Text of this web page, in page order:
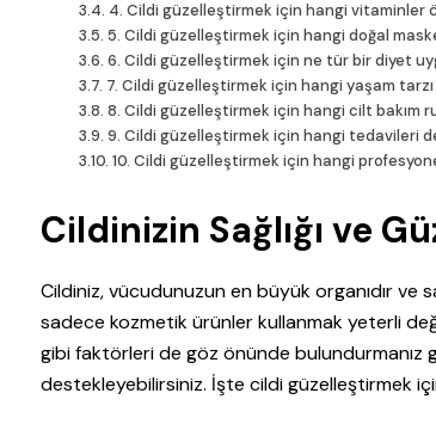
4. Cildi güzelleştirmek için hangi vitaminler
5. Cildi güzelleştirmek için hangi doğal
6. Cildi güzelleştirmek için ne tür bir diyet
7. Cildi güzelleştirmek için hangi yaşam tarzı
8. Cildi güzelleştirmek için hangi cilt bakım
9. Cildi güzelleştirmek için hangi tedavileri
10. Cildi güzelleştirmek için hangi
Cildinizin Sağlığı ve
Cildiniz, vücudunuzun en büyük organıdır ve
sadece kozmetik ürünler kullanmak yeterli
gibi faktörleri de göz önünde bulundurmanız
destekleyebilirsiniz. İşte cildi güzelleştirmek için